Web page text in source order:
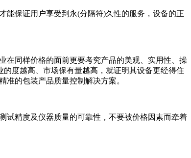
能保证用户享受到永(分隔符)久性的服务，设备的正
在同样价格的面前更要考究产品的美观、实用性、操
度越高、市场保有量越高，就证明其设备更经得住
的包装产品质量控制解决方案。
试精度及仪器质量的可靠性，不要被价格因素而牵着